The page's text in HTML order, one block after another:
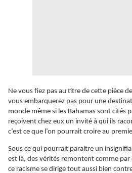
Ne vous fiez pas au titre de cette pièce de
vous embarquerez pas pour une
monde même si les Bahamas sont cités
reçoivent chez eux un invité à qui ils
c’est ce que l’on pourrait croire au
Sous ce qui pourrait paraitre un
est là, des vérités remontent comme par
ce racisme se dirige tout aussi bien